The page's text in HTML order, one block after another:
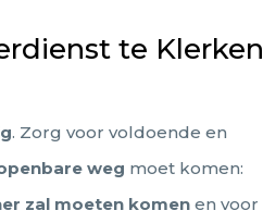
te Klerken
. Zorg voor voldoende en
weg moet komen:
zal moeten komen en voor